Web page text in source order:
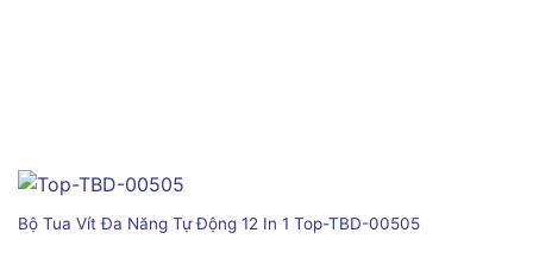
Bộ Tua Vít Đa Năng Tự Động 12 In 1 Top-TBD-00505